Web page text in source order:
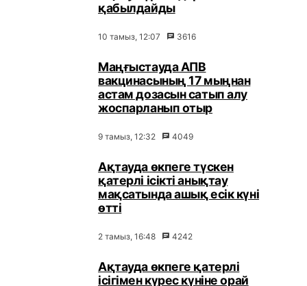
қабылдайды
10 тамыз, 12:07 3616
Маңғыстауда АПВ
вакцинасының 17 мыңнан
астам дозасын сатып алу
жоспарланып отыр
9 тамыз, 12:32 4049
Ақтауда өкпеге түскен
қатерлі ісікті анықтау
мақсатында ашық есік күні
өтті
2 тамыз, 16:48 4242
Ақтауда өкпеге қатерлі
ісігімен күрес күніне орай